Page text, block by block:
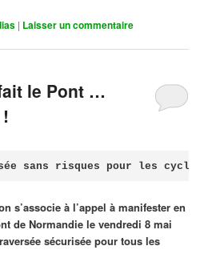
| Laisser un commentaire
le Pont …
sans risques pour les
s’associe à l’appel à manifester en
de Normandie le vendredi 8 mai
sécurisée pour tous les